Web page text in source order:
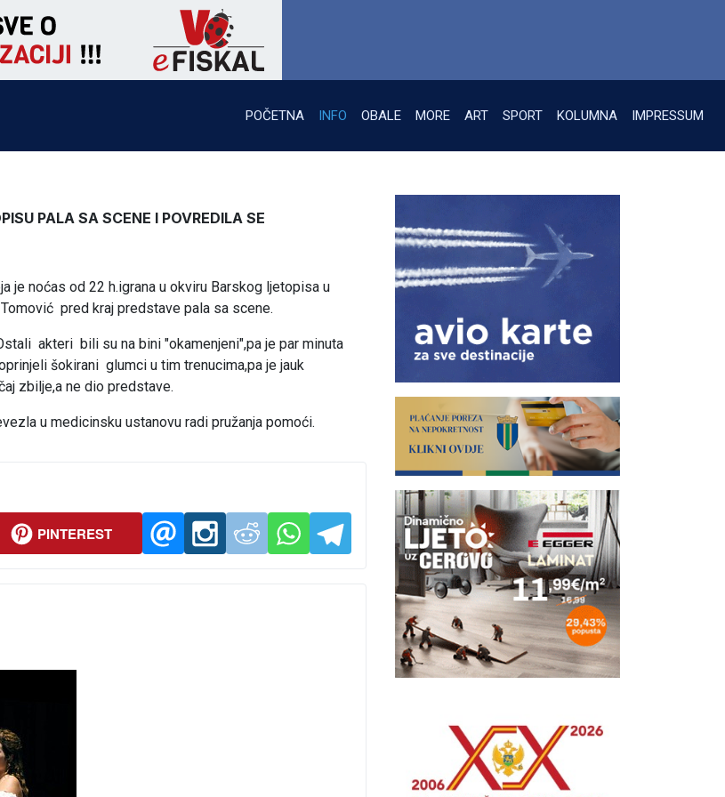
POČETNA INFO OBALE MORE ART SPORT KOLUMNA IMPRESSUM
PALA SA SCENE I POVREDILA SE
je noćas od 22 h.igrana u okviru Barskog ljetopisa u
pred kraj predstave pala sa scene.
akteri bili su na bini "okamenjeni",pa je par minuta
šokirani glumci u tim trenucima,pa je jauk
zbilje,a ne dio predstave.
u medicinsku ustanovu radi pružanja pomoći.
PINTEREST